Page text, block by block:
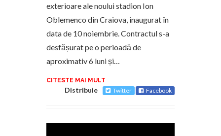
exterioare ale noului stadion Ion
Oblemenco din Craiova, inaugurat în
data de 10 noiembrie. Contractul s-a
desfășurat pe o perioadă de
aproximativ 6 luni și…
CITESTE MAI MULT
Distribuie Twitter Facebook